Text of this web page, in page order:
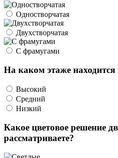
Одностворчатая
Двухстворчатая
С фрамугами
На каком этаже
Высокий
Средний
Низкий
Какое цветовое
рассматриваете?